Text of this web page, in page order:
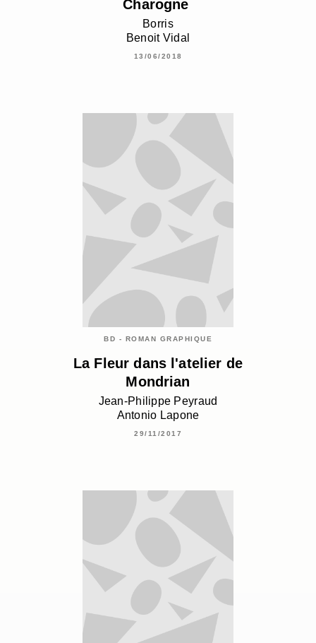
Charogne
Borris
Benoit Vidal
13/06/2018
BD - ROMAN GRAPHIQUE
La Fleur dans l'atelier de
Mondrian
Jean-Philippe Peyraud
Antonio Lapone
29/11/2017